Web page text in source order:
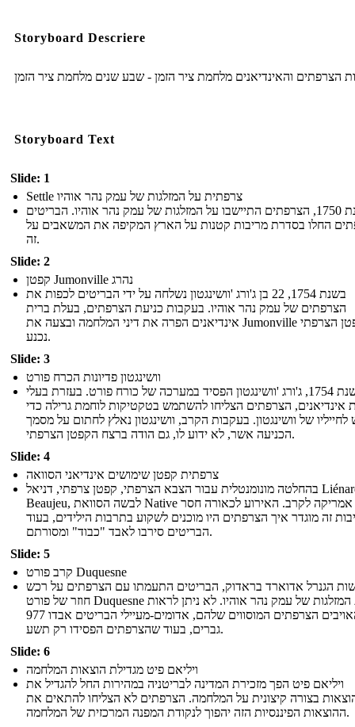
Storyboard Descriere
הצרפתים והאינדיאנים מלחמת ציר הזמן - שבע שנים מלחמת ציר הזמן
Storyboard Text
Slide: 1
Settle צרפתית על המזלגות של עמק נהר אוהיו
בשנת 1750, הצרפתים התיישבו על המזלגות של עמק נהר אוהיו. הבריטים
החלו בסדרת מריבות קטנות על הארץ המקיפה את המשאבים על
זה.
Slide: 2
קפטן Jumonville נהרג
בשנת 1754, 22 בן ג'ורג 'וושינגטון נשלחה על ידי הבריטים לכפות את
הצרפתים של עמק נהר אוהיו. בעקבות כניעת הצרפתים, בעלת ברית
אינדיאנים הפרה את דיני המלחמה ובצעה את Jumonville הקפטן הצרפתי
נכנע.
Slide: 3
וושינגטון פדיונות הכרח פורט
בשנת 1754, ג'ורג 'וושינגטון הפסיד במערכה של כורח פורט. בעזרת בעלי
אינדיאנים, הצרפתים הצליחו להשתמש בטקטיקות לוחמת גרילה כדי
לחייליו של וושינגטון. בעקבות הקרב, וושינגטון נאלץ לחתום על מסמך
הכניעה אשר, לא ידוע לו, גם הודה ברצח הקפטן הצרפתי.
Slide: 4
צרפתית קפטן שימושים אינדיאני הסוואה
בהחלטה מונומנטלית עבור הצבא הצרפתי, קפטן צרפתי, דניאל Liénard דה
Beaujeu, לבשה הסוואת Native אמריקה לקרב. האירוע לכאורה חסר
זה מוגדר איך הצרפתים היו מוכנים לשקוע בתרבות הילידים, בעוד
הבריטים סירבו לאבד "כבוד" ומסורתם.
Slide: 5
קרב פורט Duquesne
הגנרל אדוארד בראדוק, הבריטים התעמתו עם הצרפתים על רכש
חוזר של פורט Duquesne ואת המזלגות של עמק נהר אוהיו. לא ניתן לראות
את האויבים הצרפתים המוסווים שלהם, אדומים-מעיילי הבריטים אבדו 977
גברים, בעוד שהצרפתים הפסידו רק תשע.
Slide: 6
ויליאם פיט מגדילת הוצאות המלחמה
ויליאם פיט הפך מזכירת המדינה לבריטניה במהירות החל להגדיל את
בצורה קיצונית על המלחמה. הצרפתים לא הצליחו להתאים את
ההוצאות הפיננסיות הזה יהפוך לנקודת המפנה המרכזית של המלחמה.